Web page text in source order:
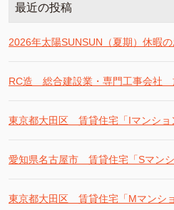
最近の投稿
2026年太陽SUNSUN（夏期）休暇
RC造 総合建設業・専門工事会社
東京都大田区 賃貸住宅「Iマンショ
愛知県名古屋市 賃貸住宅「Sマン
東京都大田区 賃貸住宅「Mマンシ